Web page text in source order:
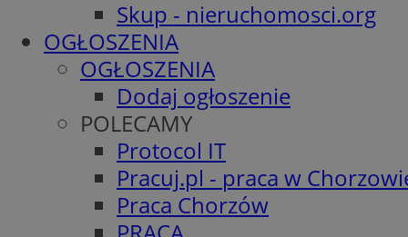
Skup - nieruchomosci.org
OGŁOSZENIA
OGŁOSZENIA
Dodaj ogłoszenie
POLECAMY
Protocol IT
Pracuj.pl - praca w
Praca Chorzów